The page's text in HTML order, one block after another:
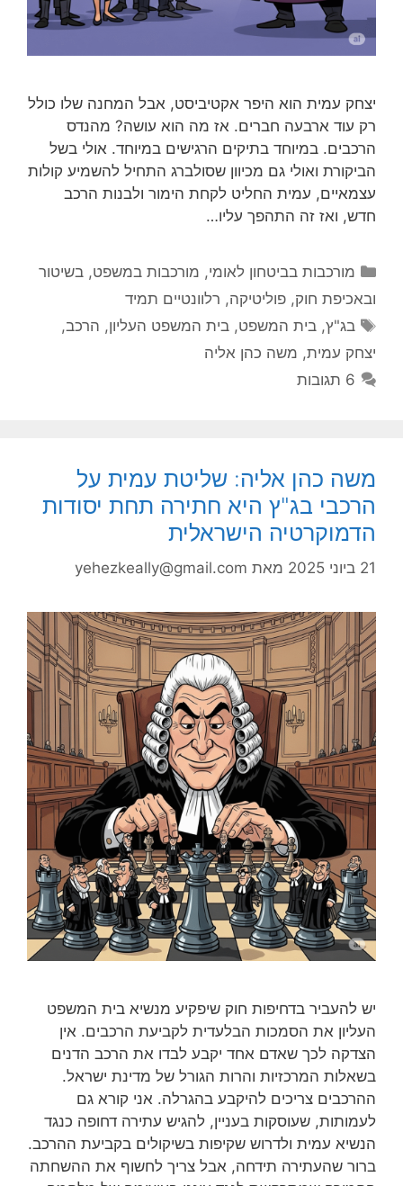
יצחק עמית הוא היפר אקטיביסט, אבל המחנה שלו כולל
רק עוד ארבעה חברים. אז מה הוא עושה? מהנדס
הרכבים. במיוחד בתיקים הרגישים במיוחד. אולי בשל
הביקורת ואולי גם מכיוון שסולברג התחיל להשמיע קולות
עצמאיים, עמית החליט לקחת הימור ולבנות הרכב
חדש, ואז זה התהפך עליו…
קטגוריות
מורכבות בביטחון לאומי, מורכבות במשפט, בשיטור
ובאכיפת חוק, פוליטיקה, רלוונטיים תמיד
תגיות
בג"ץ,בית המשפט,בית המשפט העליון, הרכב,
יצחק עמית, משה כהן אליה
6 תגובות
משה כהן אליה: שליטת עמית על
הרכבי בג"ץ היא חתירה תחת יסודות
הדמוקרטיה הישראלית
21 ביוני 2025 מאת yehezkeally@gmail.com
יש להעביר בדחיפות חוק שיפקיע מנשיא בית המשפט
העליון את הסמכות הבלעדית לקביעת הרכבים. אין
הצדקה לכך שאדם אחד יקבע לבדו את הרכב הדנים
בשאלות המרכזיות והרות הגורל של מדינת ישראל.
ההרכבים צריכים להיקבע בהגרלה. אני קורא גם
לעמותות, שעוסקות בעניין, להגיש עתירה דחופה כנגד
הנשיא עמית ולדרוש שקיפות בשיקולים בקביעת ההרכב.
ברור שהעתירה תידחה, אבל צריך לחשוף את ההשחתה